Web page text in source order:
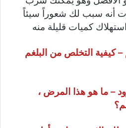
أنه سبب لك شعوراً سيئاً
كميات قليلة منه
– كيفية التخلص من البلغم
– ما هو هذا المرض ،